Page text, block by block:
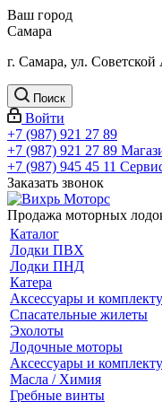
Ваш город
Самара
г. Самара, ул.
Поиск
Войти
+7 (987) 921 27 89
+7 (987) 921 27 89
+7 (987) 945 45 11
Заказать звонок
Продажа моторных
Каталог
Лодки ПВХ
Лодки ПНД
Катера
Аксессуары и
Спасательные жилеты
Эхолоты
Лодочные моторы
Аксессуары и
Масла / Химия
Гребные винты